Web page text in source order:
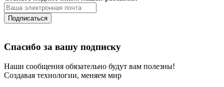
Подписаться
Спасибо за вашу подписку
Наши сообщения обязательно будут вам полезны!
Создавая технологии, меняем мир